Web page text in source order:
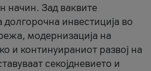
начин. Зад ваквите
инвестиција во
модернизација на
и континуираниот развој на
секојдневието и